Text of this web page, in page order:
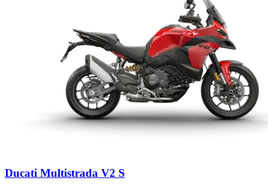
Ducati Multistrada V2 S